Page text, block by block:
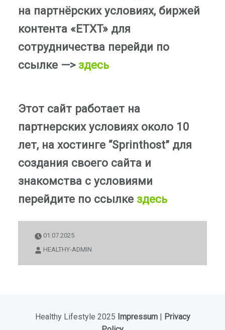
на партнёрских условиях, биржей
контента «ETXT» для
сотрудничества перейди по
ссылке —> здесь
Этот сайт работает на
партнерских условиях около 10
лет, на хостинге “Sprinthost” для
создания своего сайта и
знакомства с условиями
перейдите по ссылке здесь
01.07.2025
HEALTHY-ADMIN
Healthy Lifestyle 2025 Impressum| Privacy